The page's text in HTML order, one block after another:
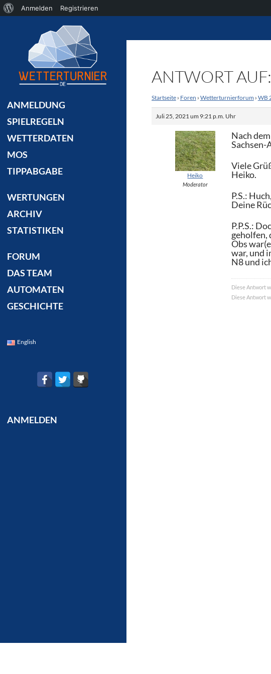
ANTWORT
Startseite › Foren › Wetterturnierforum › WB
Juli 25, 2021 um 9:21 p.m. Uhr
Heiko
Moderator
Nach
Sachsen-
Viele
Heiko.
P.S.:
Deine
P.P.S.:
geholfen,
Obs
war, und
N8 und
Diese Antwort
Diese Antwort
ANMELDUNG
SPIELREGELN
WETTERDATEN
MOS
TIPPABGABE
WERTUNGEN
ARCHIV
STATISTIKEN
FORUM
DAS TEAM
AUTOMATEN
GESCHICHTE
English
ANMELDEN
Über
Anmelden Registrieren